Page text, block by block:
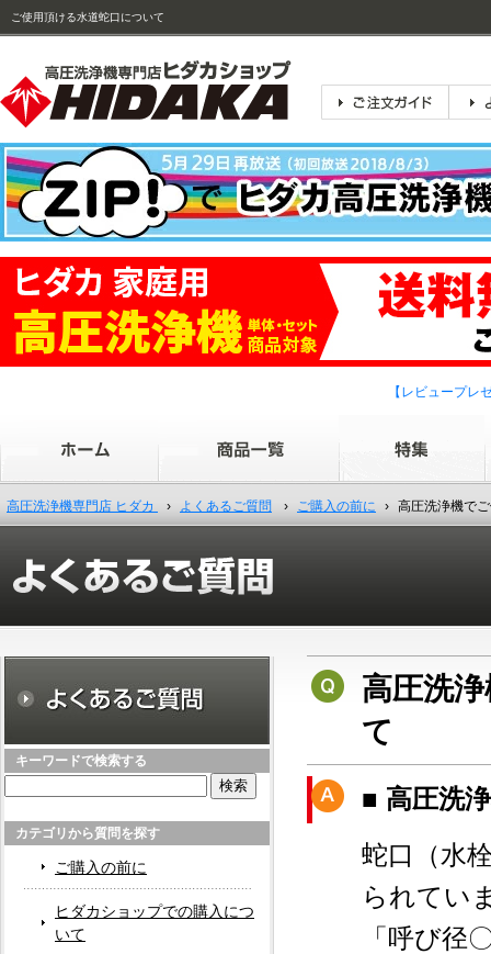
ご使用頂ける水道蛇口について
【レビュープレ
高圧洗浄機専門店 ヒダカ › よくあるご質問 › ご購入の前に › 高圧洗浄機で
高圧洗
て
■ 高圧洗
蛇口（水
られてい
「呼び径
キーワードで検索する
検
索:
カテゴリから質問を探す
ご購入の前に
ヒダカショップでの購入につ
いて